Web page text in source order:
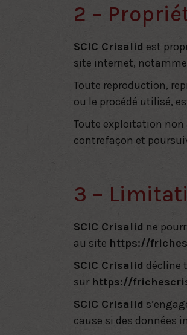
2 –
SCIC Crisalid est
site internet,
Toute reproduction,
ou le procédé utilisé,
Toute exploitation non
contrefaçon et
3 –
SCIC Crisalid ne
au site https://
SCIC Crisalid décline
sur https://
SCIC Crisalid
cause si des données